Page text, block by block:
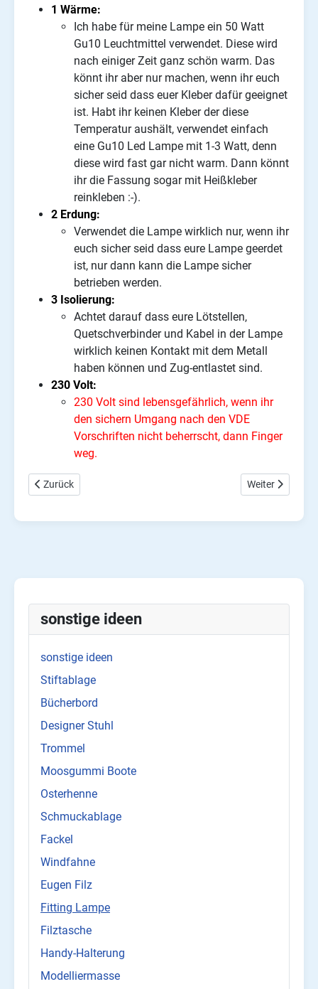
sonstige ideen
sonstige ideen
Stiftablage
Bücherbord
Designer Stuhl
Trommel
Moosgummi Boote
Osterhenne
Schmuckablage
Fackel
Windfahne
Eugen Filz
Fitting Lampe
Filztasche
Handy-Halterung
Modelliermasse
1 Wärme:
Ich habe für meine Lampe ein 50 Watt
Gu10 Leuchtmittel verwendet. Diese wird
nach einiger Zeit ganz schön warm. Das
könnt ihr aber nur machen, wenn ihr euch
sicher seid dass euer Kleber dafür geeignet
ist. Habt ihr keinen Kleber der diese
Temperatur aushält, verwendet einfach
eine Gu10 Led Lampe mit 1-3 Watt, denn
diese wird fast gar nicht warm. Dann könnt
ihr die Fassung sogar mit Heißkleber
reinkleben :-).
2 Erdung:
Verwendet die Lampe wirklich nur, wenn ihr
euch sicher seid dass eure Lampe geerdet
ist, nur dann kann die Lampe sicher
betrieben werden.
3 Isolierung:
Achtet darauf dass eure Lötstellen,
Quetschverbinder und Kabel in der Lampe
wirklich keinen Kontakt mit dem Metall
haben können und Zug-entlastet sind.
230 Volt:
230 Volt sind lebensgefährlich, wenn ihr
den sichern Umgang nach den VDE
Vorschriften nicht beherrscht, dann Finger
weg.
Vorheriger Beitrag: Filztasche für Kalender nähen
Zurück Nächster
Weiter